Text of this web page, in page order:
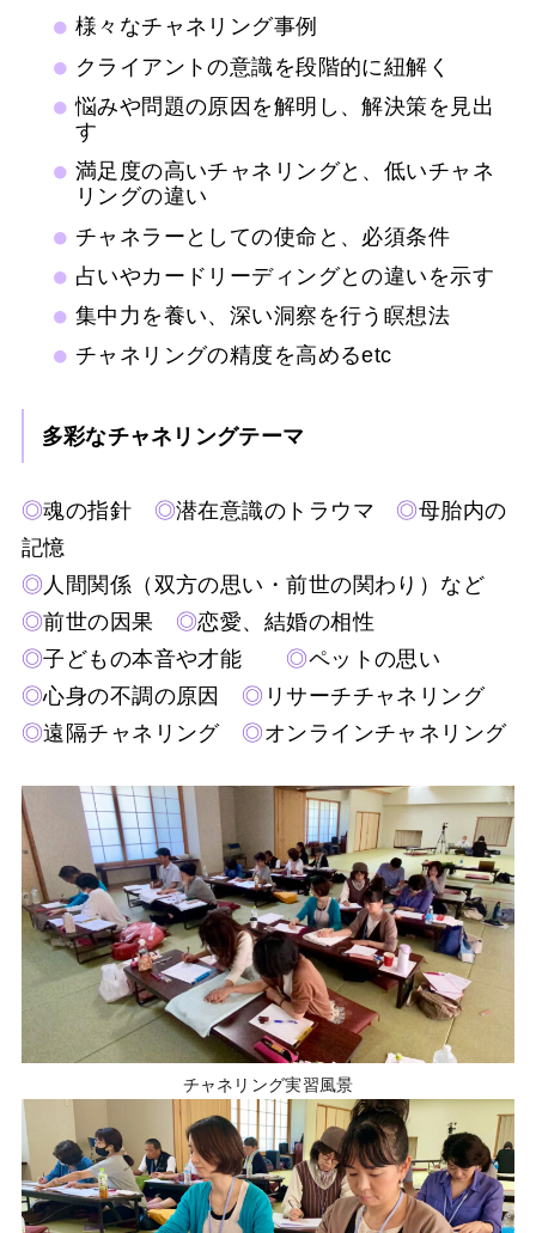
様々なチャネリング事例
クライアントの意識を段階的に紐解く
悩みや問題の原因を解明し、解決策を見出
す
満足度の高いチャネリングと、低いチャネ
リングの違い
チャネラーとしての使命と、必須条件
占いやカードリーディングとの違いを示す
集中力を養い、深い洞察を行う瞑想法
チャネリングの精度を高めるetc
多彩なチャネリングテーマ
◎魂の指針 ◎潜在意識のトラウマ ◎母胎内の
記憶
◎ 人間関係（双方の思い・前世の関わり）など
◎前世の因果 ◎恋愛、結婚の相性
◎子どもの本音や才能 ◎ペットの思い
◎心身の不調の原因 ◎ リサーチチャネリング
◎遠隔チャネリング ◎オンラインチャネリング
チャネリング実習風景